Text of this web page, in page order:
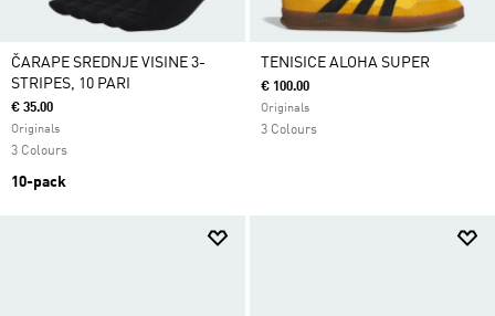
ČARAPE SREDNJE VISINE 3-
STRIPES, 10 PARI
€ 35.00
Originals
3 Colours
10-pack
TENISICE ALOHA SUPER
€ 100.00
Originals
3 Colours